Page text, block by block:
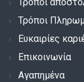
Τρόποι
Ευκαιρίες
Επικοινωνία
Αγαπημένα